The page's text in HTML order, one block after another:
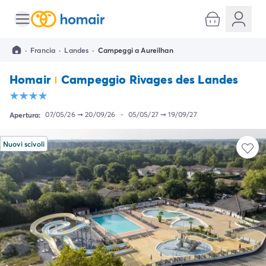
Tutte le destinazioni
Campeggio Abruzzo
Campeggio Cesenatico
Campeggio Ravenna
Campeggio Riccione
Campeggio Lazio
Campeggio Roma
Campeggio Lombardia
Campeggio Lago di Garda
Campeggio Cisano di Bardolino
Campeggio Peschiera Del Garda
Campeggio Riva del Garda
Campeggio San Felice del Benaco
Campeggio Lago Maggiore
· Francia · Landes · Campeggi a Aureilhan
Homair Campeggio Rivages des Landes
Apertura: 07/05/26➞20/09/26 - 05/05/27➞19/09/27
Nuovi scivoli